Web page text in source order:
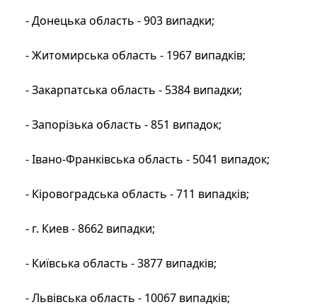
- Донецька область - 903 випадки;
- Житомирська область - 1967 випадків;
- Закарпатська область - 5384 випадки;
- Запорізька область - 851 випадок;
- Івано-Франківська область - 5041 випадок;
- Кіровоградська область - 711 випадків;
- г. Киев - 8662 випадки;
- Київська область - 3877 випадків;
- Львівська область - 10067 випадків;